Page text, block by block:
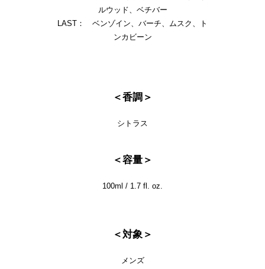
ルウッド、ベチバー
LAST： ベンゾイン、バーチ、ムスク、ト
ンカビーン
＜香調＞
シトラス
＜容量＞
100ml / 1.7 fl. oz.
＜対象＞
メンズ